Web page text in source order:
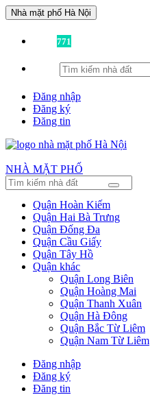
Nhà mặt phố Hà Nội
771
Đăng nhập
Đăng ký
Đăng tin
NHÀ MẶT PHỐ
Quận Hoàn Kiếm
Quận Hai Bà Trưng
Quận Đống Đa
Quận Cầu Giấy
Quận Tây Hồ
Quận khác
Quận Long Biên
Quận Hoàng Mai
Quận Thanh Xuân
Quận Hà Đông
Quận Bắc Từ Liêm
Quận Nam Từ Liêm
Đăng nhập
Đăng ký
Đăng tin